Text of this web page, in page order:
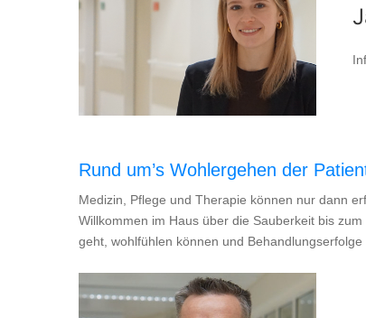
Rund um’s Wohlergehen der
Medizin, Pflege und Therapie können nur dann
Willkommen im Haus über die Sauberkeit bis
geht, wohlfühlen können und Behandlungserfolge